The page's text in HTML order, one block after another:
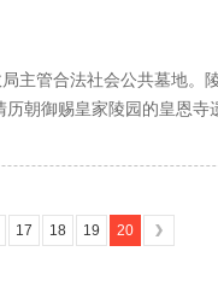
龙庭泉眼翻滚万千珠玑，
管合法社会公共墓地。
朝御赐皇家陵园的皇恩
龙庭泉眼翻滚万千珠玑，
17 18 19 20